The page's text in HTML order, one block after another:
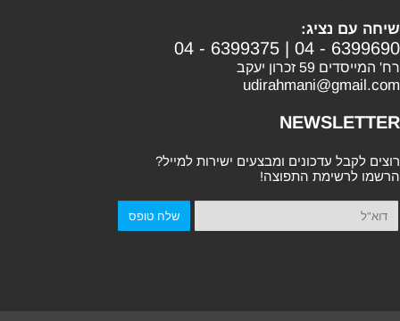
שיחה עם נציג:
04 - 6399375 | 04 - 6399690
רח' המייסדים 59 זכרון יעקב
udirahmani@gmail.com
NEWSLETTER
רוצים לקבל עדכונים ומבצעים ישירות למייל?
הרשמו לרשימת התפוצה!